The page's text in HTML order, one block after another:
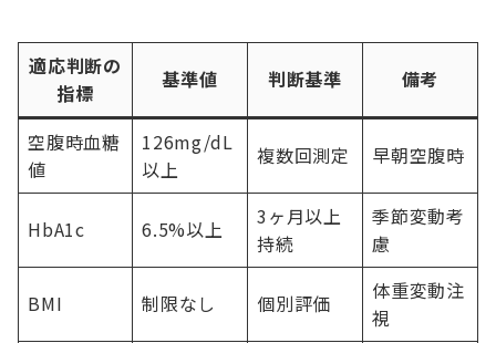
適応判断の
指標
基準値 判断基準 備考
空腹時血糖
値
126mg/dL
以上
複数回測定 早朝空腹時
HbA1c 6.5%以上
3ヶ月以上
持続
季節変動考
慮
BMI 制限なし 個別評価
体重変動注
視